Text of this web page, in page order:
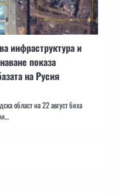
инфраструктура и
показа
на Русия
област на 22 август бяха